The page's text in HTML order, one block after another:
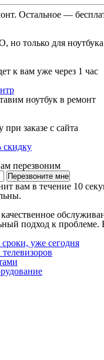
Остальное —
но только для ноутбука
к вам уже через 1 час
ноутбук в ремонт
заказе с сайта
скидку
перезвоним
вам в течение 10
подход к проблеме.
уже сегодня